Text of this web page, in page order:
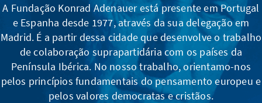
A Fundação Konrad Adenauer está presente em Portugal
e Espanha desde 1977, através da sua delegação em
Madrid. É a partir dessa cidade que desenvolve o trabalho
de colaboração suprapartidária com os países da
Península Ibérica. No nosso trabalho, orientamo-nos
pelos princípios fundamentais do pensamento europeu e
pelos valores democratas e cristãos.